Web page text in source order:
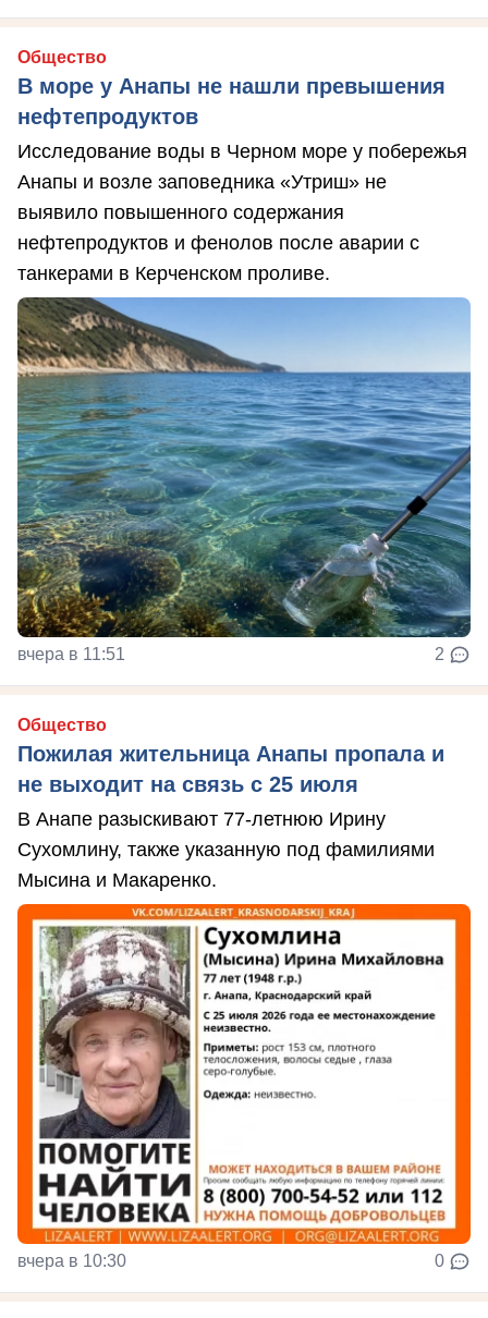
Общество
В море у Анапы не нашли превышения
нефтепродуктов
Исследование воды в Черном море у побережья
Анапы и возле заповедника «Утриш» не
выявило повышенного содержания
нефтепродуктов и фенолов после аварии с
танкерами в Керченском проливе.
вчера в 11:51 2
Общество
Пожилая жительница Анапы пропала и
не выходит на связь с 25 июля
В Анапе разыскивают 77-летнюю Ирину
Сухомлину, также указанную под фамилиями
Мысина и Макаренко.
вчера в 10:30 0